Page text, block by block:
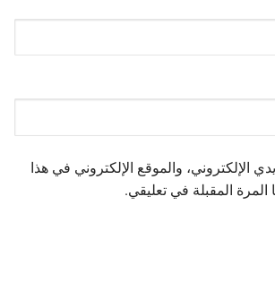
الإلكتروني، والموقع الإلكتروني في هذا
المرة المقبلة في تعليقي.